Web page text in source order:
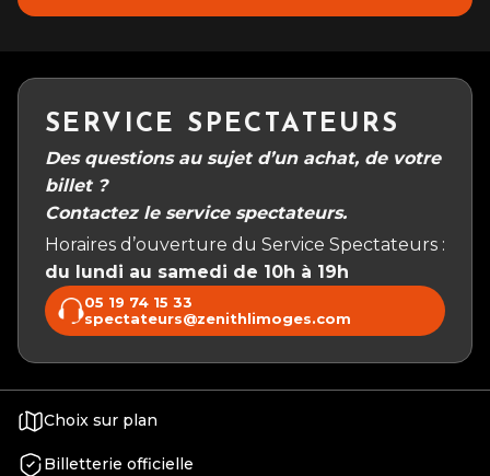
SERVICE SPECTATEURS
Des questions au sujet d’un achat, de votre
billet ?
Contactez le service spectateurs.
Horaires d’ouverture du Service Spectateurs :
du lundi au samedi de 10h à 19h
05 19 74 15 33
spectateurs@zenithlimoges.com
Choix sur plan
Billetterie officielle